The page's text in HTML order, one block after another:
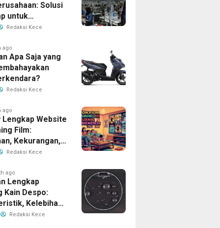
Solusi
untuk
Bisnis Anda
Redaksi Kece
ago
Apa Saja yang
Redaksi Kece
ago
Lengkap Website
Film:
Kekurangan,
Unggulan
Redaksi Kece
ago
Lengkap
Kain Despo:
Kelebihan,
Redaksi Kece